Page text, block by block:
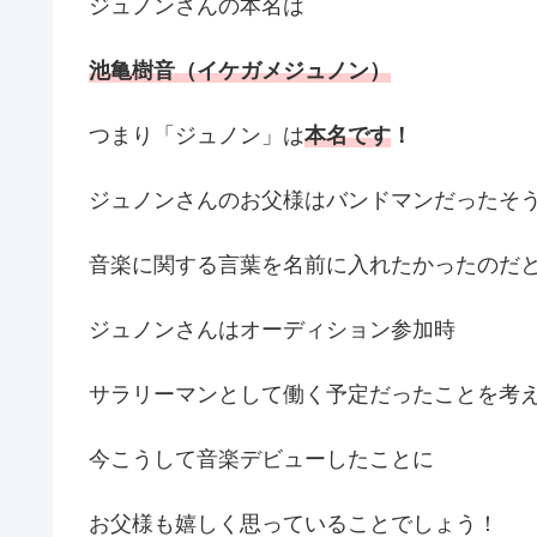
ジュノンさんの本名は
池亀樹音（イケガメジュノン）
つまり「ジュノン」は本名です ！
ジュノンさんのお父様はバンドマンだったそ
音楽に関する言葉を名前に入れたかったのだ
ジュノンさんはオーディション参加時
サラリーマンとして働く予定だったことを考
今こうして音楽デビューしたことに
お父様も嬉しく思っていることでしょう！